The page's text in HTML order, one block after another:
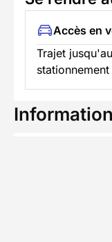
Accès en
Trajet